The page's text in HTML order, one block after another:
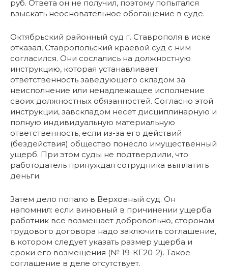
руб. Ответа он не получил, поэтому попытался
взыскать неосновательное обогащение в суде.
Октябрьский районный суд г. Ставрополя в иске
отказал, Ставропольский краевой суд с ним
согласился. Они сослались на должностную
инструкцию, которая устанавливает
ответственность заведующего складом за
неисполнение или ненадлежащее исполнение
своих должностных обязанностей. Согласно этой
инструкции, завскладом несёт дисциплинарную и
полную индивидуальную материальную
ответственность, если из-за его действий
(бездействия) общество понесло имущественный
ущерб. При этом суды не подтвердили, что
работодатель принуждал сотрудника выплатить
деньги.
Затем дело попало в Верховный суд. Он
напомнил: если виновный в причинении ущерба
работник все возмещает добровольно, сторонам
трудового договора надо заключить соглашение,
в котором следует указать размер ущерба и
сроки его возмещения (№ 19-КГ20-2). Такое
соглашение в деле отсутствует.